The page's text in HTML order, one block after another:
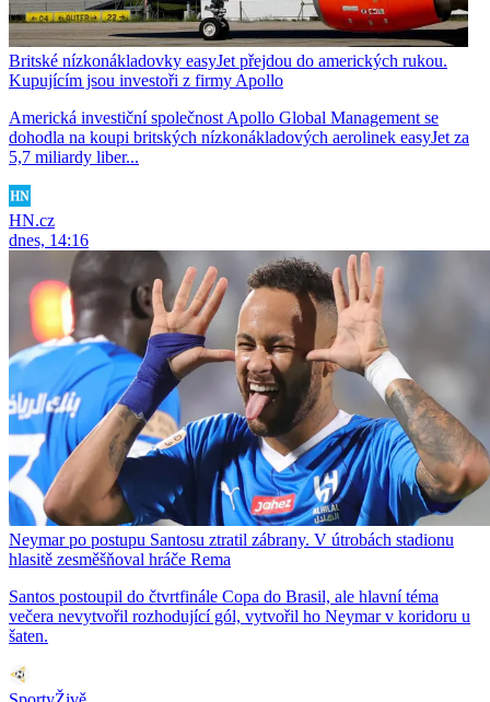
Britské nízkonákladovky easyJet přejdou do amerických rukou.
Kupujícím jsou investoři z firmy Apollo
Americká investiční společnost Apollo Global Management se
dohodla na koupi britských nízkonákladových aerolinek easyJet za
5,7 miliardy liber...
HN.cz
dnes, 14:16
Neymar po postupu Santosu ztratil zábrany. V útrobách stadionu
hlasitě zesměšňoval hráče Rema
Santos postoupil do čtvrtfinále Copa do Brasil, ale hlavní téma
večera nevytvořil rozhodující gól, vytvořil ho Neymar v koridoru u
šaten.